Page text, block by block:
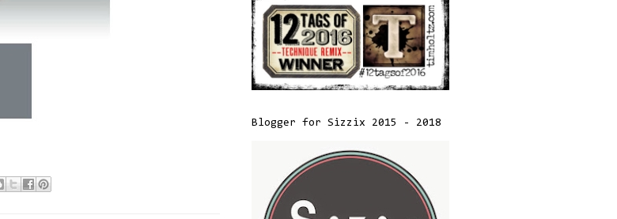
Blogger for Sizzix 2015 - 2018